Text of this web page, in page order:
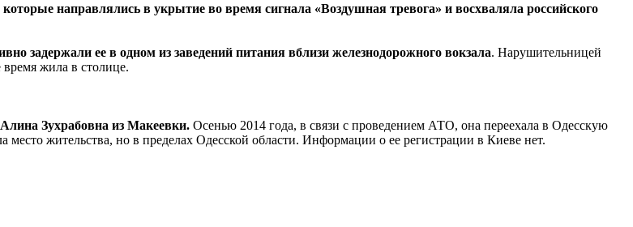
направлялись в укрытие во время сигнала «Воздушная тревога» и восхваляла российского
задержали ее в одном из заведений питания вблизи железнодорожного вокзала. Нарушительницей
время жила в столице.
Зухрабовна из Макеевки. Осенью 2014 года, в связи с проведением АТО, она переехала в Одесскую
место жительства, но в пределах Одесской области. Информации о ее регистрации в Киеве нет.